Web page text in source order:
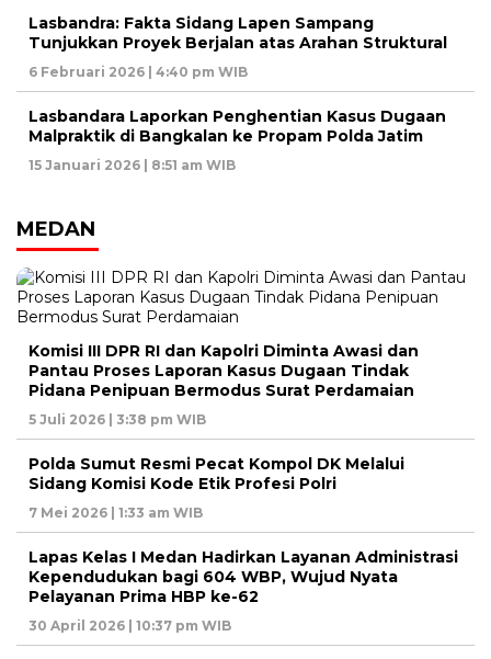
Lasbandra: Fakta Sidang Lapen Sampang
Tunjukkan Proyek Berjalan atas Arahan Struktural
6 Februari 2026 | 4:40 pm WIB
Lasbandara Laporkan Penghentian Kasus Dugaan
Malpraktik di Bangkalan ke Propam Polda Jatim
15 Januari 2026 | 8:51 am WIB
MEDAN
Komisi III DPR RI dan Kapolri Diminta Awasi dan
Pantau Proses Laporan Kasus Dugaan Tindak
Pidana Penipuan Bermodus Surat Perdamaian
5 Juli 2026 | 3:38 pm WIB
Polda Sumut Resmi Pecat Kompol DK Melalui
Sidang Komisi Kode Etik Profesi Polri
7 Mei 2026 | 1:33 am WIB
Lapas Kelas I Medan Hadirkan Layanan Administrasi
Kependudukan bagi 604 WBP, Wujud Nyata
Pelayanan Prima HBP ke-62
30 April 2026 | 10:37 pm WIB